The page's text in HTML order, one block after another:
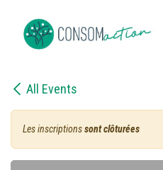
All Events
Les inscriptionssont clôturées